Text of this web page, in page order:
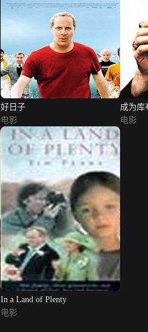
好日子
电影
成为库
电影
In a Land of Plenty
电影